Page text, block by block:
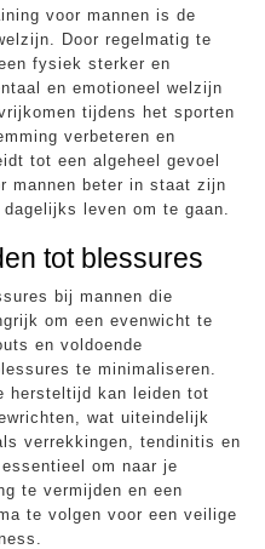
voor mannen is de
Door regelmatig te
fysiek sterker en
en emotioneel welzijn
tijdens het sporten
verbeteren en
tot een algeheel gevoel
mannen beter in staat zijn
leven om te gaan.
tot blessures
bij mannen die
om een evenwicht te
en voldoende
te minimaliseren.
hersteltijd kan leiden tot
wat uiteindelijk
verrekkingen, tendinitis en
om naar je
te vermijden en een
te volgen voor een veilige